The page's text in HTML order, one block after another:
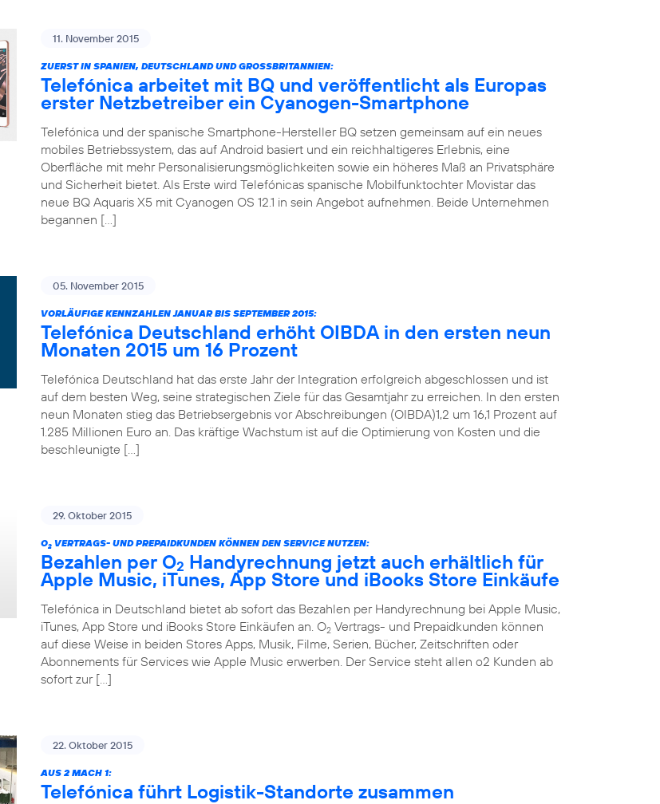
11. November 2015
ZUERST IN SPANIEN, DEUTSCHLAND UND GROSSBRITANNIEN:
Telefónica arbeitet mit BQ und veröffentlicht als Europas
erster Netzbetreiber ein Cyanogen-Smartphone
Telefónica und der spanische Smartphone-Hersteller BQ setzen gemeinsam auf ein neues
mobiles Betriebssystem, das auf Android basiert und ein reichhaltigeres Erlebnis, eine
Oberfläche mit mehr Personalisierungsmöglichkeiten sowie ein höheres Maß an Privatsphäre
und Sicherheit bietet. Als Erste wird Telefónicas spanische Mobilfunktochter Movistar das
neue BQ Aquaris X5 mit Cyanogen OS 12.1 in sein Angebot aufnehmen. Beide Unternehmen
begannen […]
05. November 2015
VORLÄUFIGE KENNZAHLEN JANUAR BIS SEPTEMBER 2015:
Telefónica Deutschland erhöht OIBDA in den ersten neun
Monaten 2015 um 16 Prozent
Telefónica Deutschland hat das erste Jahr der Integration erfolgreich abgeschlossen und ist
auf dem besten Weg, seine strategischen Ziele für das Gesamtjahr zu erreichen. In den ersten
neun Monaten stieg das Betriebsergebnis vor Abschreibungen (OIBDA)1,2 um 16,1 Prozent auf
1.285 Millionen Euro an. Das kräftige Wachstum ist auf die Optimierung von Kosten und die
beschleunigte […]
29. Oktober 2015
O2 VERTRAGS- UND PREPAIDKUNDEN KÖNNEN DEN SERVICE NUTZEN:
Bezahlen per O2 Handyrechnung jetzt auch erhältlich für
Apple Music, iTunes, App Store und iBooks Store Einkäufe
Telefónica in Deutschland bietet ab sofort das Bezahlen per Handyrechnung bei Apple Music,
iTunes, App Store und iBooks Store Einkäufen an. O2 Vertrags- und Prepaidkunden können
auf diese Weise in beiden Stores Apps, Musik, Filme, Serien, Bücher, Zeitschriften oder
Abonnements für Services wie Apple Music erwerben. Der Service steht allen o2 Kunden ab
sofort zur […]
22. Oktober 2015
AUS 2 MACH 1:
Telefónica führt Logistik-Standorte zusammen